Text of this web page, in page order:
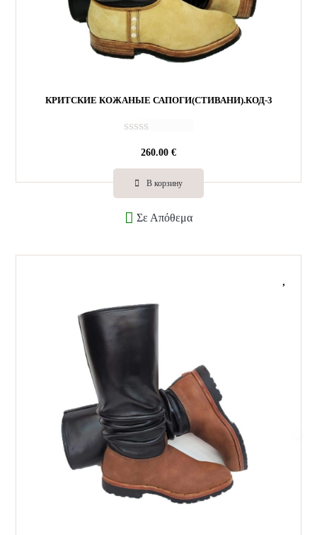
КРИТСКИЕ КОЖАНЫЕ САПОГИ(СТИВАНИ).КОД-3
е
к
0
5
260.00 €
В корзину
Σε Απόθεμα